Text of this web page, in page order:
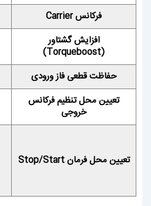
فرکانس Carrier
افزایش گشتاور
(Torqueboost)
حفاظت قطعی فاز ورودی
تعیین محل تنظیم فرکانس
خروجی
تعیین محل فرمان Stop/Start